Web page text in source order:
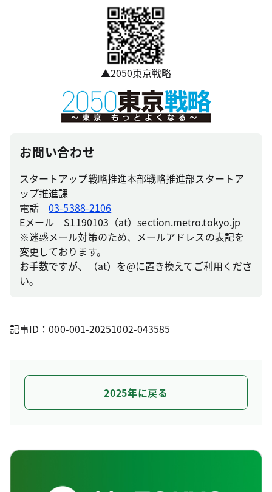
▲2050東京戦略
お問い合わせ
スタートアップ戦略推進本部戦略推進部スタートア
ップ推進課
電話03-5388-2106
Eメール S1190103（at）section.metro.tokyo.jp
※迷惑メール対策のため、メールアドレスの表記を
変更しております。
お手数ですが、（at）を@に置き換えてご利用くださ
い。
記事ID：000-001-20251002-043585
2025年に戻る